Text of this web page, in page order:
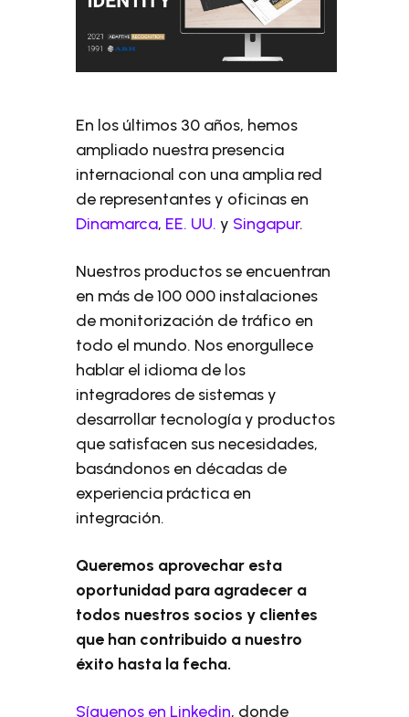
En los últimos 30 años, hemos
ampliado nuestra presencia
internacional con una amplia red
de representantes y oficinas en
Dinamarca, EE. UU. y Singapur.
Nuestros productos se encuentran
en más de 100 000 instalaciones
de monitorización de tráfico en
todo el mundo. Nos enorgullece
hablar el idioma de los
integradores de sistemas y
desarrollar tecnología y productos
que satisfacen sus necesidades,
basándonos en décadas de
experiencia práctica en
integración.
Queremos aprovechar esta
oportunidad para agradecer a
todos nuestros socios y clientes
que han contribuido a nuestro
éxito hasta la fecha.
Síguenos en Linkedin, donde